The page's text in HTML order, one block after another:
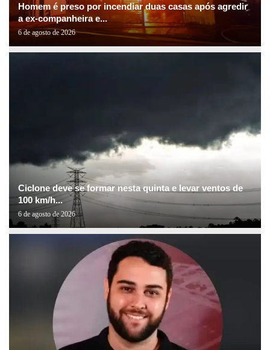
Homem é preso por incendiar duas casas após agredir
a ex-companheira e...
6 de agosto de 2026
Ciclone deve se formar nesta quinta e levar ventos de
100 km/h...
6 de agosto de 2026